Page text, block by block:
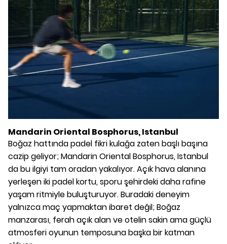
Mandarin Oriental Bosphorus, Istanbul
Boğaz hattında padel fikri kulağa zaten başlı başına
cazip geliyor; Mandarin Oriental Bosphorus, Istanbul
da bu ilgiyi tam oradan yakalıyor. Açık hava alanına
yerleşen iki padel kortu, sporu şehirdeki daha rafine
yaşam ritmiyle buluşturuyor. Buradaki deneyim
yalnızca maç yapmaktan ibaret değil; Boğaz
manzarası, ferah açık alan ve otelin sakin ama güçlü
atmosferi oyunun temposuna başka bir katman